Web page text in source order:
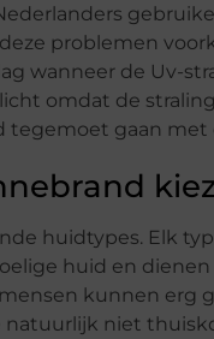
problemen
wanneer de Uv-
omdat de
tegemoet gaan
huidtypes. Elk
huid en
kunnen erg
natuurlijk niet